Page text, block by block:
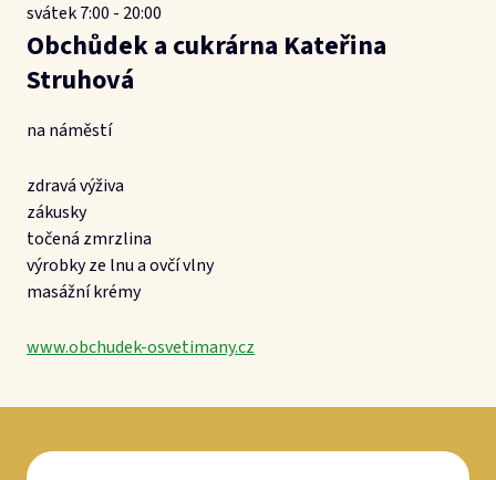
svátek 7:00 - 20:00
Obchůdek a cukrárna Kateřina
Struhová
na náměstí
zdravá výživa
zákusky
točená zmrzlina
výrobky ze lnu a ovčí vlny
masážní krémy
www.obchudek-osvetimany.cz